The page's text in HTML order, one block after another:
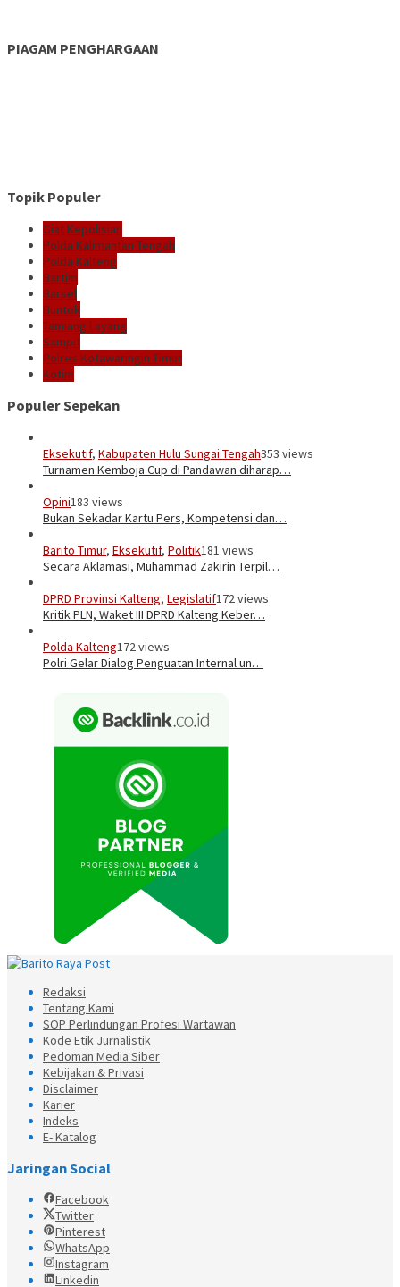
PIAGAM PENGHARGAAN
Topik Populer
Giat Kepolisian
Polda Kalimantan Tengah
Polda Kalteng
Bartim
Barsel
Buntok
Tamiang Layang
Sampit
Polres Kotawaringin Timur
Kotim
Populer Sepekan
Eksekutif, Kabupaten Hulu Sungai Tengah353 views
Turnamen Kemboja Cup di Pandawan diharap…
Opini183 views
Bukan Sekadar Kartu Pers, Kompetensi dan…
Barito Timur, Eksekutif, Politik181 views
Secara Aklamasi, Muhammad Zakirin Terpil…
DPRD Provinsi Kalteng, Legislatif172 views
Kritik PLN, Waket III DPRD Kalteng Keber…
Polda Kalteng172 views
Polri Gelar Dialog Penguatan Internal un…
Redaksi
Tentang Kami
SOP Perlindungan Profesi Wartawan
Kode Etik Jurnalistik
Pedoman Media Siber
Kebijakan & Privasi
Disclaimer
Karier
Indeks
E- Katalog
Jaringan Social
Facebook
Twitter
Pinterest
WhatsApp
Instagram
Linkedin